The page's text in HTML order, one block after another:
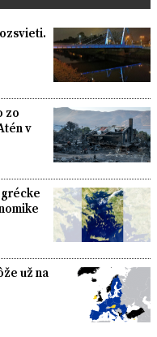
zo
v
už na